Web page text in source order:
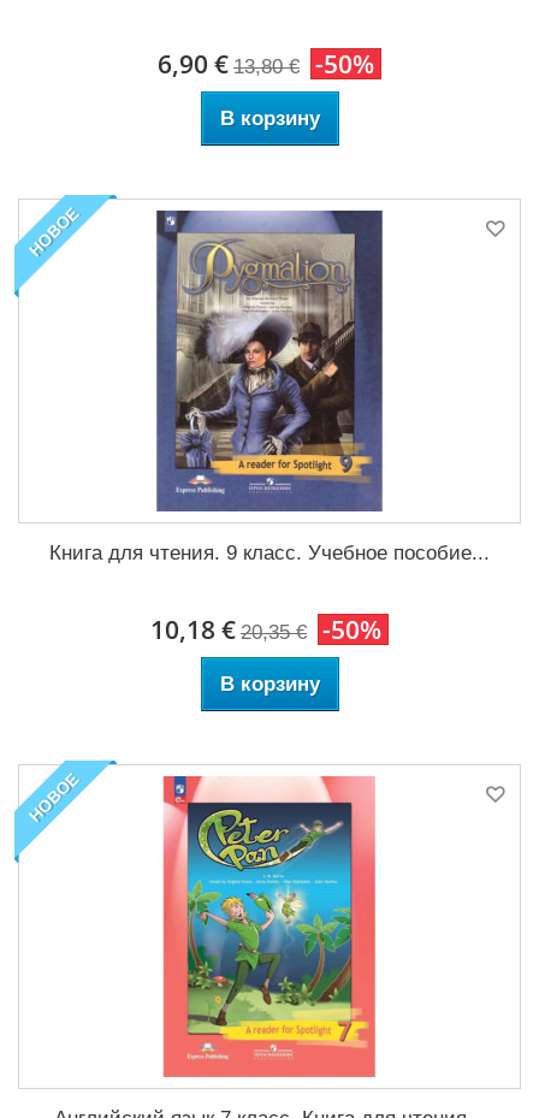
6,90 € 13,80 € -50%
В корзину
НОВОЕ
Книга для чтения. 9 класс. Учебное пособие...
10,18 € 20,35 € -50%
В корзину
НОВОЕ